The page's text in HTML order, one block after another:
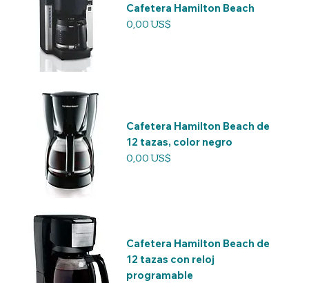
Cafetera Hamilton Beach
Precio
0,00 US$
Cafetera Hamilton Beach de
12 tazas, color negro
Precio
0,00 US$
Cafetera Hamilton Beach de
12 tazas con reloj
programable